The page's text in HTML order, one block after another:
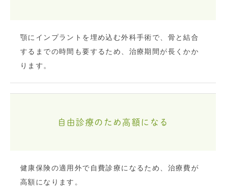
顎にインプラントを埋め込む外科手術で、骨と結合
するまでの時間も要するため、治療期間が長くかか
ります。
自由診療のため高額になる
健康保険の適用外で自費診療になるため、治療費が
高額になります。